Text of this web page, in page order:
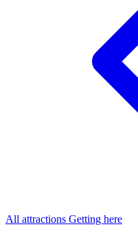
All attractions Getting here